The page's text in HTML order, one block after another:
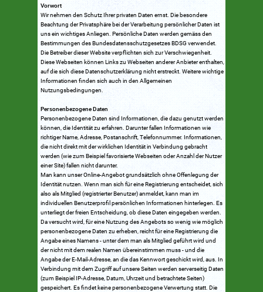
Vorwort
Wir nehmen den Schutz Ihrer privaten Daten ernst. Die besondere
Beachtung der Privatsphäre bei der Verarbeitung persönlicher Daten ist
uns ein wichtiges Anliegen. Persönliche Daten werden gemäss den
Bestimmungen des Bundesdatensschutzgesetzes BDSG verwendet.
Die Betreiber dieser Website verpflichten sich zur Verschwiegenheit.
Diese Webseiten können Links zu Webseiten anderer Anbieter enthalten,
auf die sich diese Datenschutzerklärung nicht erstreckt. Weitere wichtige
Informationen finden sich auch in den Allgemeinen
Nutzungsbedingungen.
Personenbezogene Daten
Personenbezogene Daten sind Informationen, die dazu genutzt werden
können, die Identität zu erfahren. Darunter fallen Informationen wie
richtiger Name, Adresse, Postanschrift, Telefonnummer. Informationen,
die nicht direkt mit der wirklichen Identität in Verbindung gebracht
werden (wie zum Beispiel favorisierte Webseiten oder Anzahl der Nutzer
einer Site) fallen nicht darunter.
Man kann unser Online-Angebot grundsätzlich ohne Offenlegung der
Identität nutzen. Wenn man sich für eine Registrierung entscheidet, sich
also als Mitglied (registrierter Benutzer) anmeldet, kann man im
individuellen Benutzerprofil persönlichen Informationen hinterlegen. Es
unterliegt der freien Entscheidung, ob diese Daten eingegeben werden.
Da versucht wird, für eine Nutzung des Angebots so wenig wie möglich
personenbezogene Daten zu erheben, reicht für eine Registrierung die
Angabe eines Namens - unter dem man als Mitglied geführt wird und
der nicht mit dem realen Namen übereinstimmen muss - und die
Angabe der E-Mail-Adresse, an die das Kennwort geschickt wird, aus. In
Verbindung mit dem Zugriff auf unsere Seiten werden serverseitig Daten
(zum Beispiel IP-Adresse, Datum, Uhrzeit und betrachtete Seiten)
gespeichert. Es findet keine personenbezogene Verwertung statt. Die